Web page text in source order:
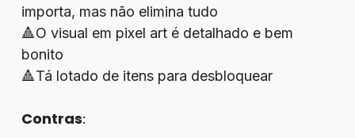
importa, mas não elimina tudo
🔺O visual em pixel art é detalhado e bem
bonito
🔺Tá lotado de itens para desbloquear
Contras: